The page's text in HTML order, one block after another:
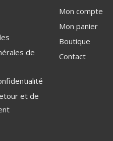
de
et de
Mon compte
Mon panier
Boutique
Contact